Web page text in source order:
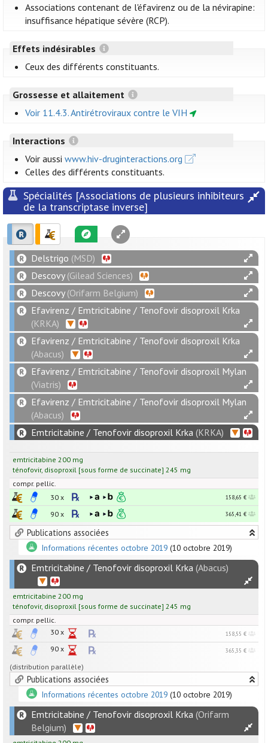
Associations contenant de l'éfavirenz ou de la névirapine:
insuffisance hépatique sévère (RCP).
Effets indésirables
Ceux des différents constituants.
Grossesse et allaitement
Voir 11.4.3. Antirétroviraux contre le VIH
Interactions
Voir aussiwww.hiv-druginteractions.org
Celles des différents constituants.
Spécialités [Associations de plusieurs inhibiteurs
de la transcriptase inverse]
Delstrigo (MSD)
Descovy(Gilead Sciences)
Descovy(Orifarm Belgium)
Efavirenz / Emtricitabine / Tenofovir disoproxil Krka
(KRKA)
Efavirenz / Emtricitabine / Tenofovir disoproxil Krka
(Abacus)
Efavirenz / Emtricitabine / Tenofovir disoproxil Mylan
(Viatris)
Efavirenz / Emtricitabine / Tenofovir disoproxil Mylan
(Abacus)
Emtricitabine / Tenofovir disoproxil Krka (KRKA)
emtricitabine 200 mg
ténofovir, disoproxil [sous forme de succinate] 245 mg
compr. pellic.
30 x
158,65 €
90 x 365,41 €
Publications associées
Informations récentes octobre 2019 (10 octobre 2019)
Emtricitabine / Tenofovir disoproxil Krka (Abacus)
emtricitabine 200 mg
ténofovir, disoproxil [sous forme de succinate] 245 mg
compr. pellic.
30 x
158,55 €
90 x 365,35 €
(distribution parallèle)
Publications associées
Informations récentes octobre 2019 (10 octobre 2019)
Emtricitabine / Tenofovir disoproxil Krka (Orifarm
Belgium)